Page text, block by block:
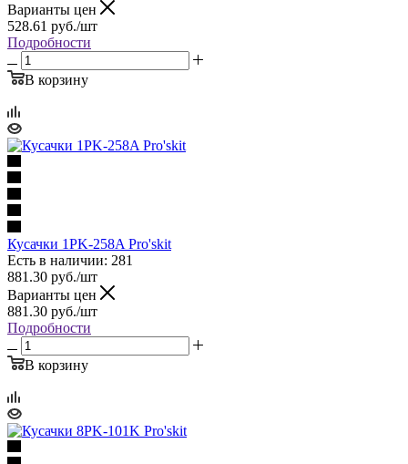
Варианты цен
528.61 руб./шт
Подробности
В корзину
Кусачки 1PK-258A Pro'skit
Есть в наличии: 281
881.30 руб./шт
Варианты цен
881.30 руб./шт
Подробности
В корзину